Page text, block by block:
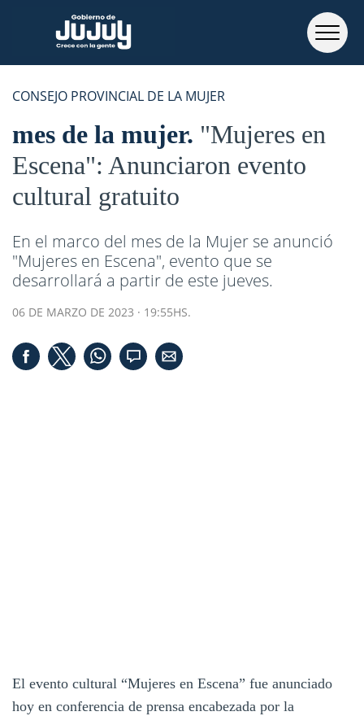
CONSEJO PROVINCIAL DE LA MUJER
mes de la mujer "Mujeres en
Escena": Anunciaron evento
cultural gratuito
En el marco del mes de la Mujer se anunció
"Mujeres en Escena", evento que se
desarrollará a partir de este jueves.
06 DE MARZO DE 2023 · 19:55HS.
El evento cultural “Mujeres en Escena” fue anunciado
hoy en conferencia de prensa encabezada por la